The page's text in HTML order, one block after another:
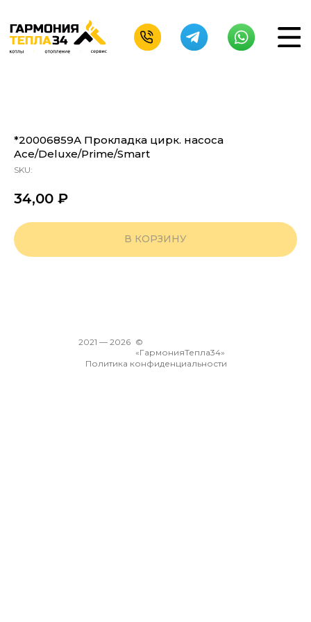
*20006859А Прокладка цирк. насоса
Ace/Deluxe/Prime/Smart
SKU:
34,00 ₽
В КОРЗИНУ
Политика конфиденциальности
©
«ГармонияТепла34»
2026
2021 —